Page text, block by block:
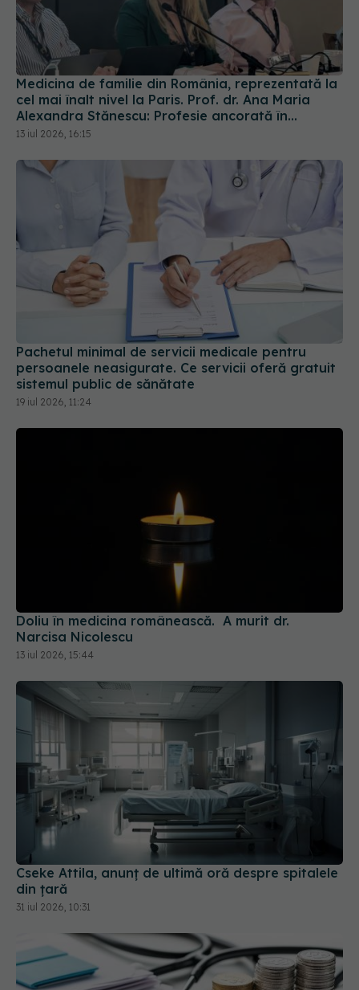
Medicina de familie din România, reprezentată la
cel mai înalt nivel la Paris. Prof. dr. Ana Maria
Alexandra Stănescu: Profesie ancorată în
comunitate
13 iul 2026, 16:15
Pachetul minimal de servicii medicale pentru
persoanele neasigurate. Ce servicii oferă gratuit
sistemul public de sănătate
19 iul 2026, 11:24
Doliu în medicina românească. A murit dr.
Narcisa Nicolescu
13 iul 2026, 15:44
Cseke Attila, anunț de ultimă oră despre spitalele
din țară
31 iul 2026, 10:31